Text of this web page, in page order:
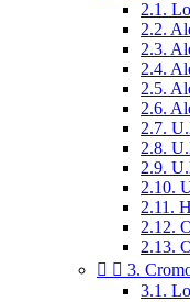
2.1.
2.2.
2.3.
2.4.
2.5.
2.6.
2.7.
2.8.
2.9.
2.10.
2.11.
2.12.
2.13.
  3.
3.1.